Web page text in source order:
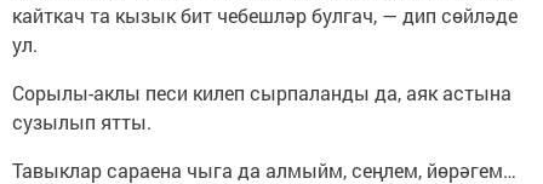
кайткач та кызык бит чебешләр булгач, — дип сөйләде
ул.
Сорылы-аклы песи килеп сырпаланды да, аяк астына
сузылып ятты.
Тавыклар сараена чыга да алмыйм, сеңлем, йөрәгем…